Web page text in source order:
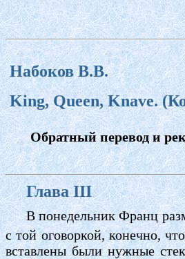
Набоков В.В.
King, Queen, Knave.
Обратный перевод и
Глава III
В понедельник Франц
с той оговоркой, конечно,
вставлены были нужные